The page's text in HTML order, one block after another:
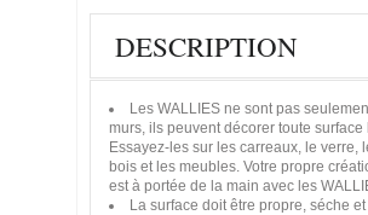
DESCRIPTION
Les WALLIES ne sont pas
murs, ils peuvent décorer toute surface
Essayez-les sur les carreaux, le verre,
bois et les meubles. Votre propre
est à portée de la main avec les
La surface doit être propre, séche